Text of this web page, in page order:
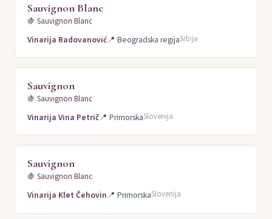
Sauvignon Blanc
🍇 Sauvignon Blanc
Vinarija Radovanović📍 Beogradska regijaSrbija
Sauvignon
🍇 Sauvignon Blanc
Vinarija Vina Petrič📍 PrimorskaSlovenija
Sauvignon
🍇 Sauvignon Blanc
Vinarija Klet Čehovin📍 PrimorskaSlovenija